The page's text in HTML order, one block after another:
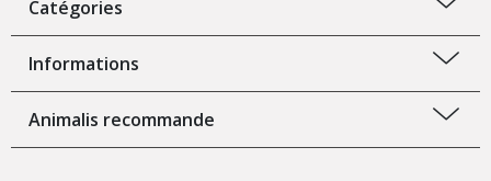
Catégories
Informations
Animalis recommande